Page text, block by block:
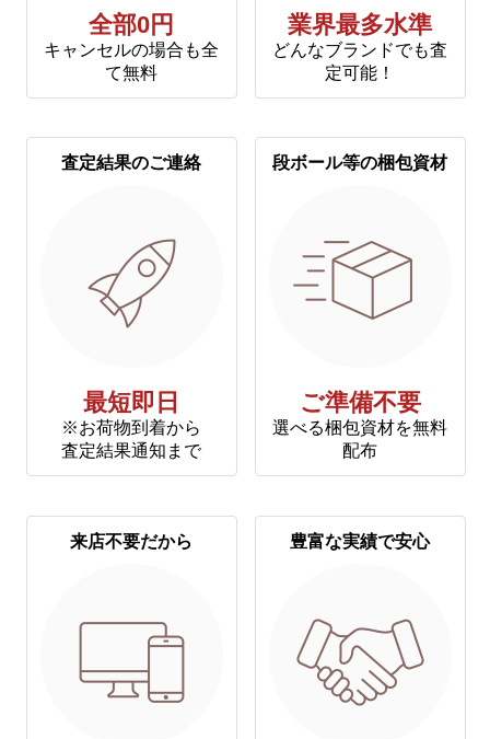
全部0円
キャンセルの場合も全
て無料
業界最多水準
どんなブランドでも査
定可能！
査定結果のご連絡
最短即日
※お荷物到着から
査定結果通知まで
段ボール等の梱包資材
ご準備不要
選べる梱包資材を無料
配布
来店不要だから 豊富な実績で安心